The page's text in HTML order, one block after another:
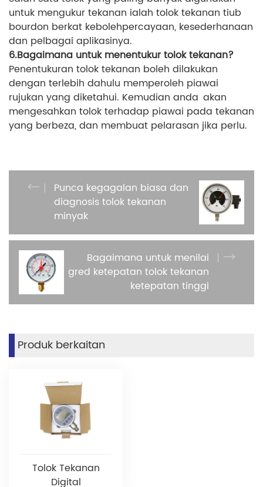
untuk mengukur tekanan ialah tolok tekanan tiub
bourdon berkat kebolehpercayaan, kesederhanaan
dan pelbagai aplikasinya.
6.Bagaimana untuk menentukur tolok tekanan?
Penentukuran tolok tekanan boleh dilakukan
dengan terlebih dahulu memperoleh piawai
rujukan yang diketahui. Kemudian anda akan
mengesahkan tolok terhadap piawai pada tekanan
yang berbeza, dan membuat pelarasan jika perlu.
Punca kegagalan biasa dan
diagnosis tolok tekanan
minyak
Bagaimana untuk menilai
gred ketepatan tolok tekanan
ketepatan tinggi
Produk berkaitan
Tolok Tekanan
Digital